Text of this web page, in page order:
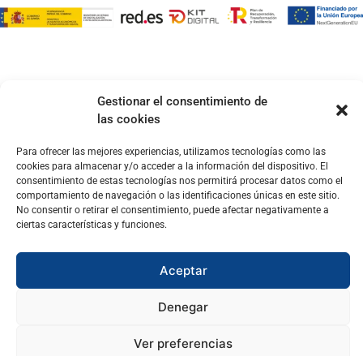
Gestionar el consentimiento de
las cookies
Para ofrecer las mejores experiencias, utilizamos tecnologías como las
cookies para almacenar y/o acceder a la información del dispositivo. El
consentimiento de estas tecnologías nos permitirá procesar datos como el
comportamiento de navegación o las identificaciones únicas en este sitio.
No consentir o retirar el consentimiento, puede afectar negativamente a
ciertas características y funciones.
Aceptar
Denegar
Ver preferencias